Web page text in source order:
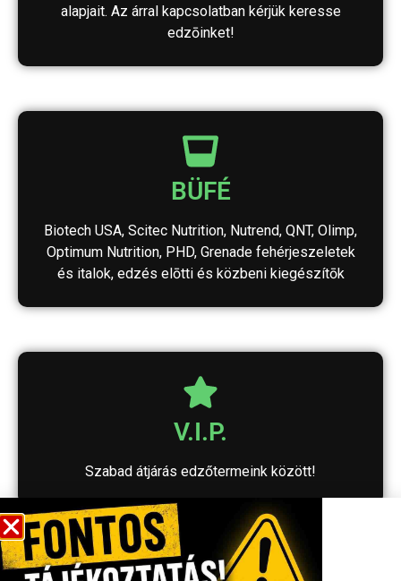
alapjait. Az árral kapcsolatban kérjük keresse
edzōinket!
BÜFÉ
Biotech USA, Scitec Nutrition, Nutrend, QNT, Olimp,
Optimum Nutrition, PHD, Grenade fehérjeszeletek
és italok, edzés elōtti és közbeni kiegészítōk
V.I.P.
Szabad átjárás edzőtermeink között!